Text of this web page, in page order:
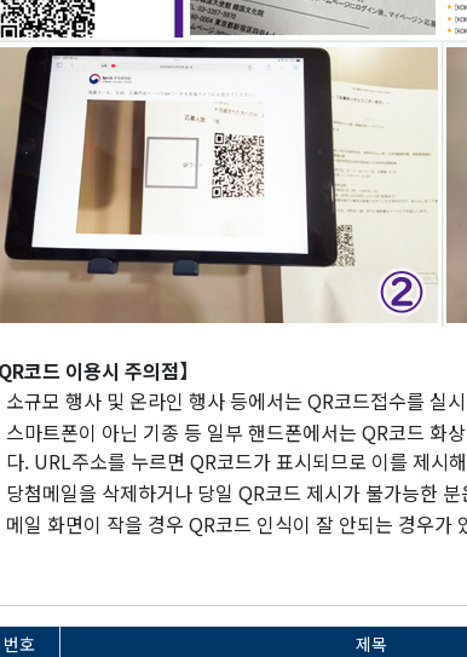
코드 이용시 주의점】
소규모 행사 및 온라인 행사 등에서는 QR코드접수를 실
스마트폰이 아닌 기종 등 일부 핸드폰에서는 QR코드 화
다. URL주소를 누르면 QR코드가 표시되므로 이를 제시
당첨메일을 삭제하거나 당일 QR코드 제시가 불가능한
메일 화면이 작을 경우 QR코드 인식이 잘 안되는 경우
번호 제목